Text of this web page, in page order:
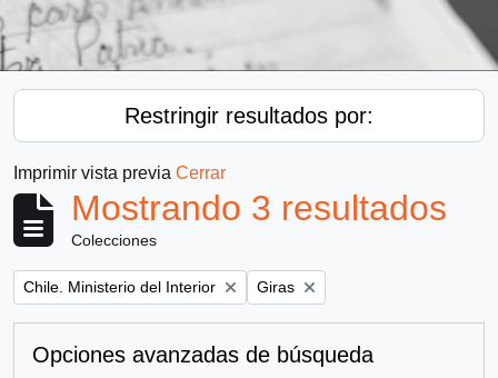
Restringir resultados por:
Imprimir vista previa Cerrar
Mostrando 3 resultados
Colecciones
Remove filter:
Chile. Ministerio del Interior Remove filter:
Giras
Opciones avanzadas de búsqueda